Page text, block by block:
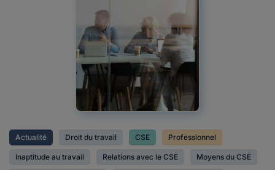
Actualité Droit du travail CSE Professionnel
Inaptitude au travail Relations avec le CSE Moyens du CSE